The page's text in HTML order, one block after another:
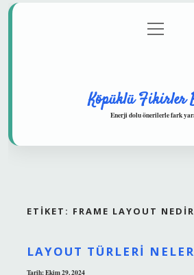
Gizlilik Politikası
menüyü
aç
Köpüklü Fikirler
Enerji dolu önerilerle fark
ETIKET: FRAME LAYOUT NEDIR
LAYOUT TÜRLERI
Tarih: Ekim 29, 2024